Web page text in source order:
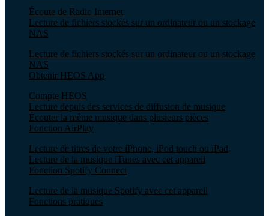
Écoute de Radio Internet
Lecture de fichiers stockés sur un ordinateur ou un stockage
NAS
Lecture de fichiers stockés sur un ordinateur ou un stockage
NAS
Obtenir HEOS App
Compte HEOS
Lecture depuis des services de diffusion de musique
Écouter la même musique dans plusieurs pièces
Fonction AirPlay
Lecture de titres de votre iPhone, iPod touch ou iPad
Lecture de la musique iTunes avec cet appareil
Fonction Spotify Connect
Lecture de la musique Spotify avec cet appareil
Fonctions pratiques